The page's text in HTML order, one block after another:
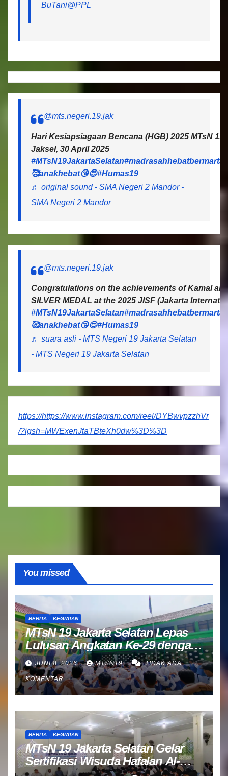
BuTani@PPL
@mts.negeri.19.jak
Hari Kesiapsiagaan Bencana (HGB) 2025 MTsN
Jaksel, 30 April 2025
#MTsN19JakartaSelatan
🥰anakhebat😘😍#Humas19
♬ original sound - SMA Negeri 2 Mandor -
SMA Negeri 2 Mandor
@mts.negeri.19.jak
Congratulations on the achievements of Kamal
SILVER MEDAL at the 2025 JISF (Jakarta
#MTsN19JakartaSelatan
🥰anakhebat😘😍#Humas19
♬ suara asli - MTS Negeri 19 Jakarta Selatan
- MTS Negeri 19 Jakarta Selatan
https://https://www.instagram.com/reel/DYBwvpzzhVr
/?igsh=MWExenJtaTBteXh0dw%3D%3D
You missed
BERITA KEGIATAN
MTsN 19 Jakarta Selatan Lepas
Lulusan Angkatan Ke-29 dengan
Doa dan Harapan Terbaik
JUNI 8, 2026 MTSN19 TIDAK ADA
KOMENTAR
BERITA KEGIATAN
MTsN 19 Jakarta Selatan Gelar
Sertifikasi Wisuda Hafalan Al-